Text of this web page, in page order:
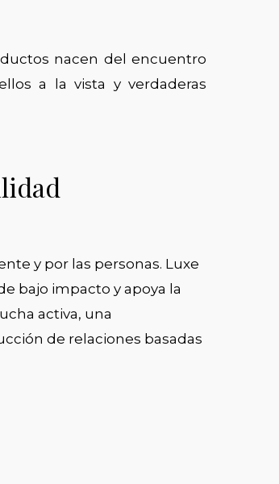
nacen del encuentro
a la vista y verdaderas
y por las personas. Luxe
bajo impacto y apoya la
activa, una
de relaciones basadas